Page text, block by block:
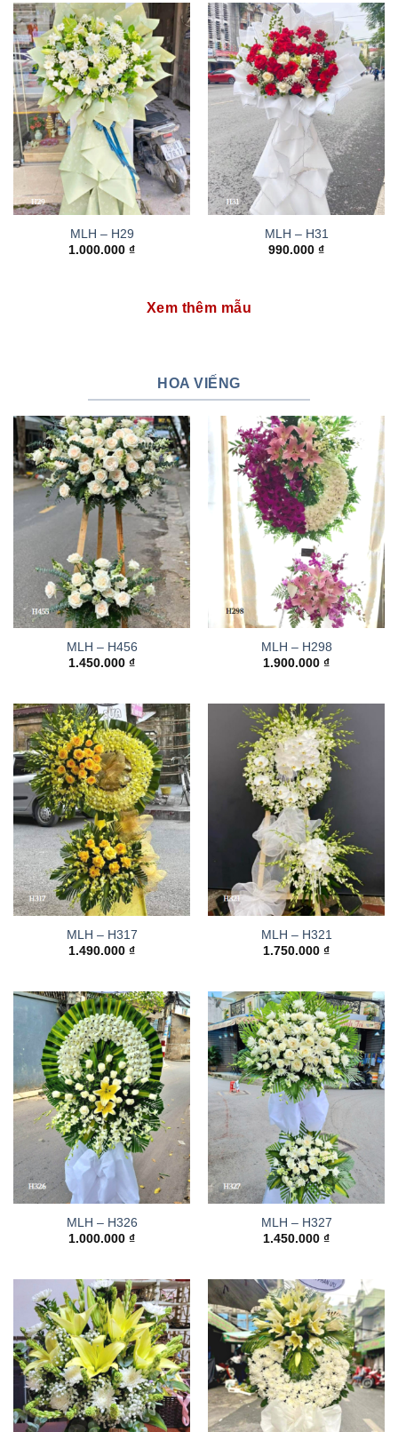
MLH – H29
1.000.000 ₫
MLH – H31
990.000 ₫
Xem thêm mẫu
HOA VIẾNG
MLH – H456
1.450.000 ₫
MLH – H298
1.900.000 ₫
MLH – H317
1.490.000 ₫
MLH – H321
1.750.000 ₫
MLH – H326
1.000.000 ₫
MLH – H327
1.450.000 ₫